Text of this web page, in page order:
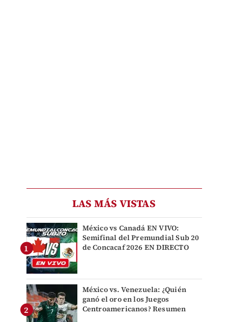
LAS MÁS VISTAS
México vs Canadá EN VIVO:
Semifinal del Premundial Sub 20
de Concacaf 2026 EN DIRECTO
México vs. Venezuela: ¿Quién
ganó el oro en los Juegos
Centroamericanos? Resumen